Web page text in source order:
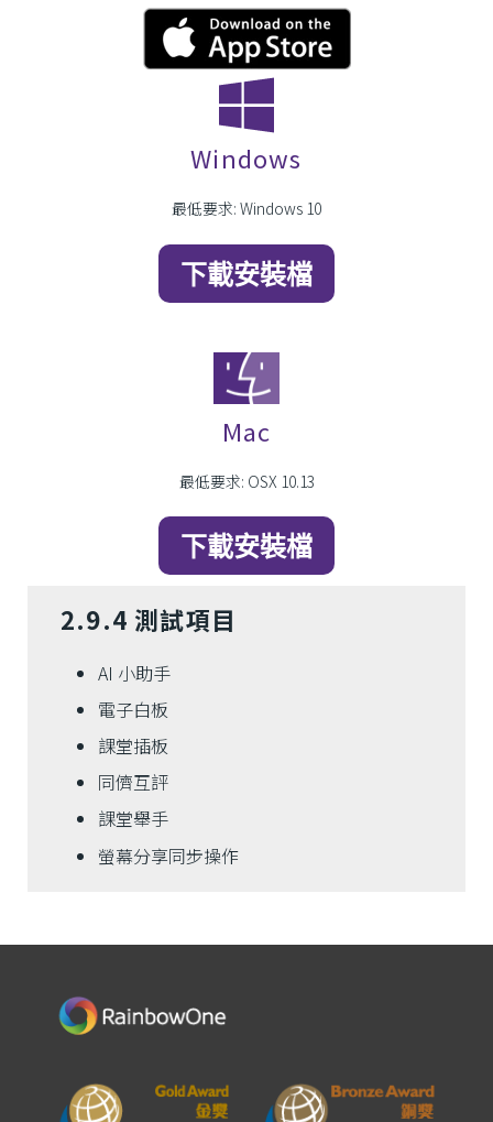
Windows
最低要求: Windows 10
下載安裝檔
Mac
最低要求: OSX 10.13
下載安裝檔
2.9.4 測試項目
AI 小助手
電子白板
課堂插板
同儕互評
課堂舉手
螢幕分享同步操作